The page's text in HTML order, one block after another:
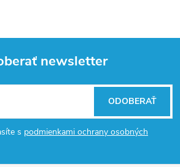
newsletter
s podmienkami ochrany osobných
ODOBERAŤ